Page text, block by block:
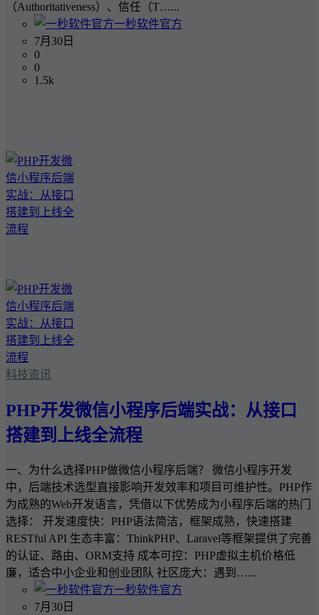
（Authoritativeness）、信任（T…...
一秒软件官方
7月30日
0
0
1.5k
科技资讯
PHP开发微信小程序后端实战：从接口
搭建到上线全流程
一、为什么选择PHP做微信小程序后端？ 微信小程序开发
中，后端技术选型直接影响开发效率和项目可维护性。PHP作
为成熟的Web开发语言，凭借以下优势成为小程序后端的热门
选择： 开发速度快：PHP语法简洁，框架成熟，快速搭建
RESTful API 生态丰富：ThinkPHP、Laravel等框架提供了完善
的认证、路由、ORM支持 成本可控：PHP虚拟主机价格低
廉，适合中小企业和创业团队 社区庞大：遇到…...
一秒软件官方
7月30日